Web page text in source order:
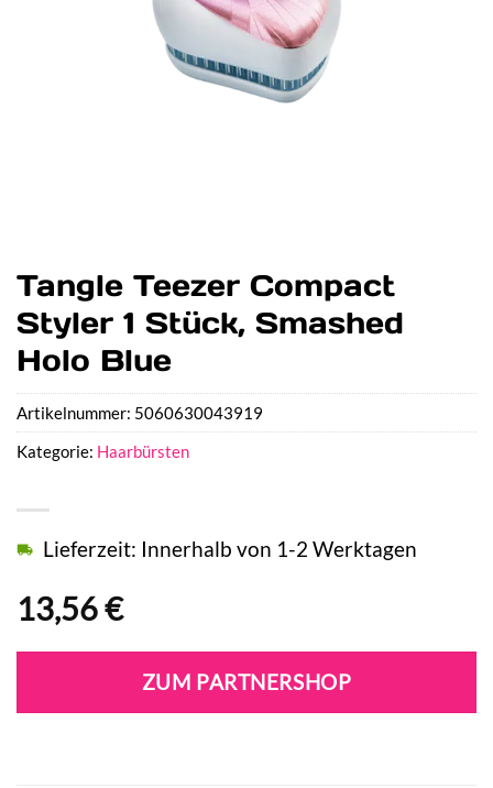
Tangle Teezer Compact
Styler 1 Stück, Smashed
Holo Blue
13,56€
Lieferzeit: Innerhalb von 1-2 Werktagen
ZUM PARTNERSHOP
Artikelnummer: 5060630043919
Kategorie: Haarbürsten